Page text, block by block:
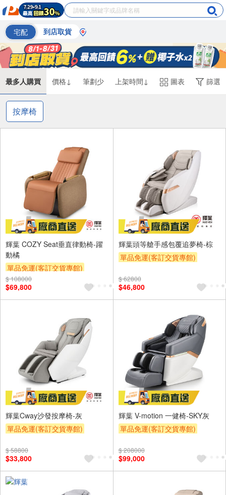
宅配 到店取貨
最多人購買 價格↓ 筆劃少 上架時間↓ 圖表 篩選
按摩椅
輝葉 COZY Seat垂直律動椅-躍
動橘
單品免運(客訂交貨專館)
$ 108000
$69,800
輝葉頭等艙手感包覆追夢椅-棕
單品免運(客訂交貨專館)
$ 62800
$46,800
輝葉Cway沙發按摩椅-灰
單品免運(客訂交貨專館)
$ 58800
$33,800
輝葉 V-motion 一健椅-SKY灰
單品免運(客訂交貨專館)
$ 208000
$99,000